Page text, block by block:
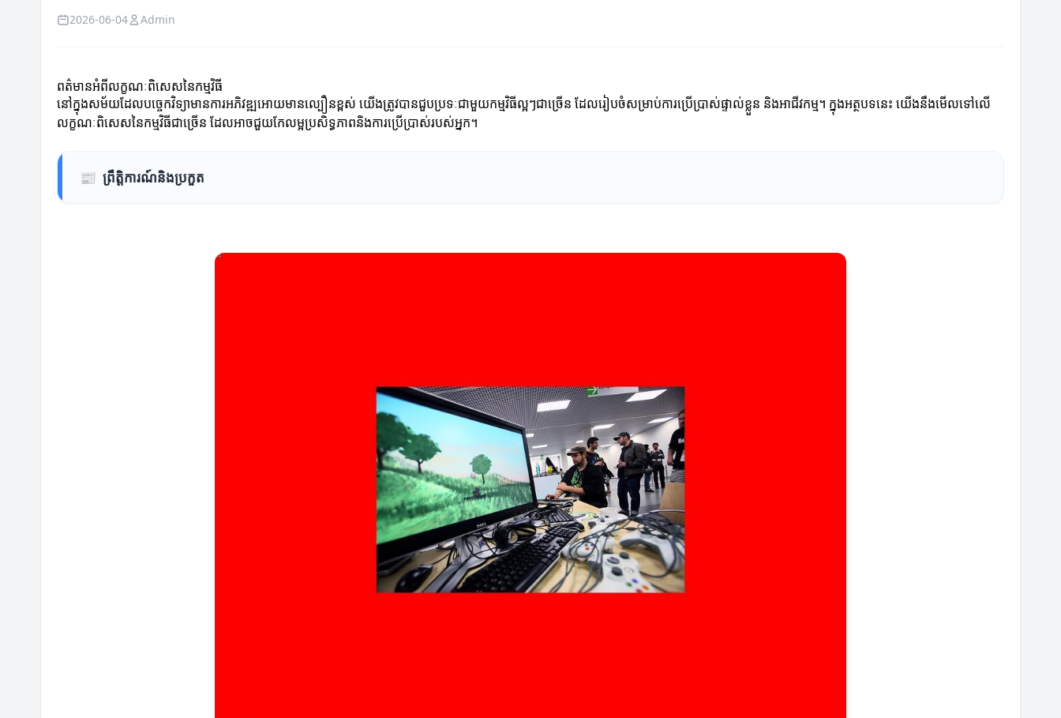
2026-06-04 Admin
ពត៌មានអំពីលក្ខណៈពិសេសនៃកម្មវិធី
នៅក្នុងសម័យដែលបច្ចេកវិទ្យាមានការអភិវឌ្ឍអោយមានល្បឿនខ្ពស់ យើងត្រូវបានជួបប្រទៈជាមួយកម្មវិធីល្អៗជាច្រើន ដែលរៀបចំសម្រាប់ការប្រើប្រាស់ផ្ទាល់ខ្លួន និងអាជីវកម្ម។ ក្នុងអត្ថបទនេះ យើងនឹងមើលទៅលើ
លក្ខណៈពិសេសនៃកម្មវិធីជាច្រើន ដែលអាចជួយកែលម្អប្រសិទ្ធភាពនិងការប្រើប្រាស់របស់អ្នក។
📰 ព្រឹត្តិការណ៍និងប្រកួត